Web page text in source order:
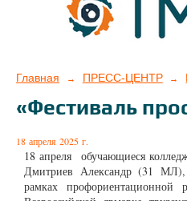
Главная → ПРЕСС-ЦЕНТР →
«Фестиваль
18 апреля 2025 г.
18 апреля обучающиеся
Дмитриев Александр (31
рамках профориентационной